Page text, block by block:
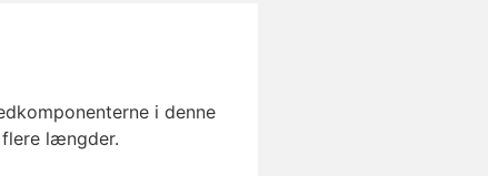
i denne
længder.